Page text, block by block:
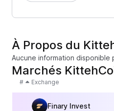
À Propos du
Aucune information disponible
Marchés
# Exchange
Finary Invest